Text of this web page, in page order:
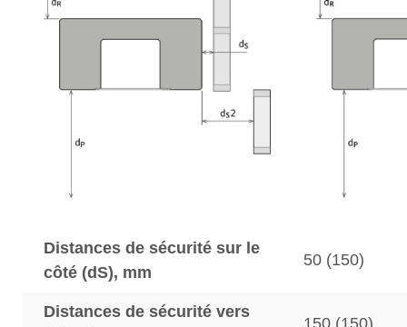
Distances de sécurité sur le
côté (dS), mm
50 (150)
Distances de sécurité vers
150 (150)